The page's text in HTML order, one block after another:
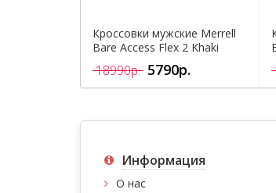
Кроссовки мужские Merrell
Bare Access Flex 2 Khaki
18990р. 5790р.
Информация
О нас